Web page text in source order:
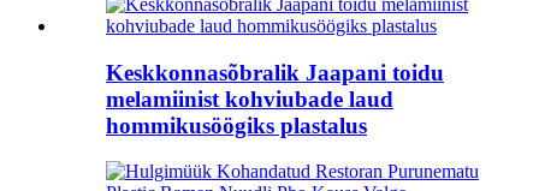
Keskkonnasõbralik Jaapani toidu
melamiinist kohviubade laud
hommikusöögiks plastalus